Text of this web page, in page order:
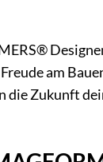
am
Zukunft